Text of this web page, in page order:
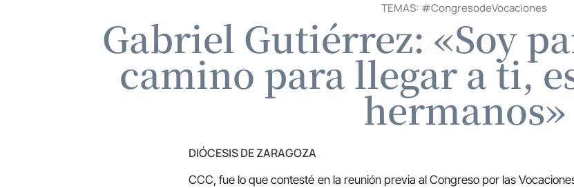
TEMAS: #CongresodeVocaciones
Gabriel Gutiérrez: «Soy
camino para llegar a ti,
hermanos»
DIÓCESIS DE ZARAGOZA
CCC, fue lo que contesté en la reunión previa al Congreso por las